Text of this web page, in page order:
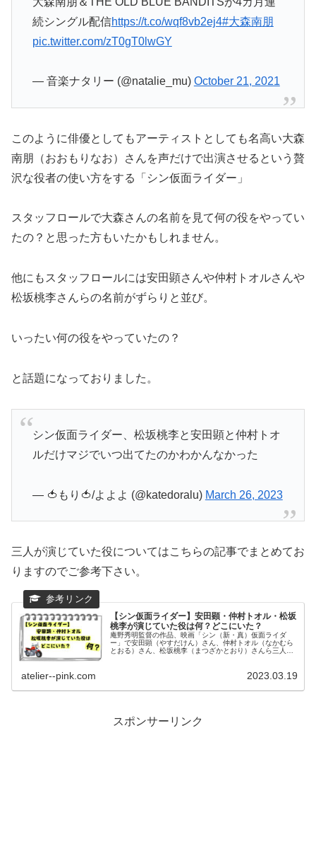
続シングル配信https://t.co/wqf8vb2ej4#大森南朋
pic.twitter.com/zT0gT0lwGY
— 音楽ナタリー (@natalie_mu) October 21, 2021
このように俳優としてもアーティストとしても名高い大森
南朋（おおもりなお）さんを声だけで出演させるという贅
沢な役者の使い方をする「シン仮面ライダー」
スタッフロールで大森さんの名前を見て何の役をやってい
たの？と思った方もいたかもしれません。
他にもスタッフロールには安田顕さんや仲村トオルさんや
松坂桃李さんらの名前がずらりと並び。
いったい何の役をやっていたの？
と話題になっておりました。
シン仮面ライダー、松坂桃李と安田顕と仲村トオ
ルだけマジでいつ出てたのかわかんなかった
— 🍅もり🍅/よよよ (@katedoralu) March 26, 2023
三人が演じていた役についてはこちらの記事でまとめてお
りますのでご参考下さい。
【シン仮面ライダー】安田顕・仲村トオル・松坂
桃李が演じていた役は何？どこにいた？
庵野秀明監督の作品、映画「シン（新・真）仮面ライダ
ー」で安田顕（やすだけん）さん、仲村トオル（なかむら
とおる）さん、松坂桃李（まつざかとおり）さんら三人が
atelier--pink.com 2023.03.19
スポンサーリンク